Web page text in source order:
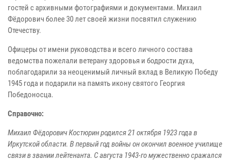
гостей с архивными фотографиями и документами. Михаил
Фёдорович более 30 лет своей жизни посвятил служению
Отечеству.
Офицеры от имени руководства и всего личного состава
ведомства пожелали ветерану здоровья и бодрости духа,
поблагодарили за неоценимый личный вклад в Великую Победу
1945 года и подарили на память икону святого Георгия
Победоносца.
Справочно:
Михаил Фёдорович Костюрин родился 21 октября 1923 года в
Иркутской области. В первый год войны он окончил военное училище
связи в звании лейтенанта. С августа 1943-го мужественно сражался